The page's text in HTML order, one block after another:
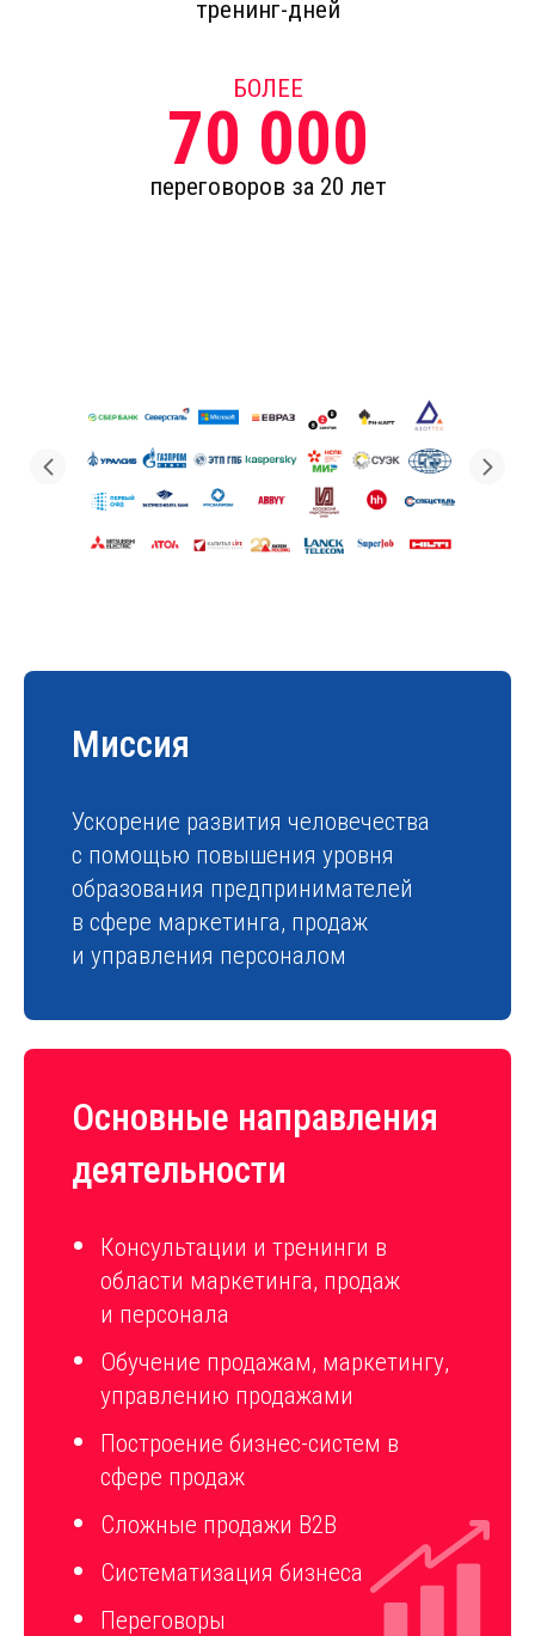
тренинг-дней
БОЛЕЕ
70 000
переговоров за 20 лет
Миссия
Ускорение развития человечества
с помощью повышения уровня
образования предпринимателей
в сфере маркетинга, продаж
и управления персоналом
Основные направления
деятельности
Консультации и тренинги в
области маркетинга, продаж
и персонала
Обучение продажам, маркетингу,
управлению продажами
Построение бизнес-систем в
сфере продаж
Сложные продажи B2B
Систематизация бизнеса
Переговоры